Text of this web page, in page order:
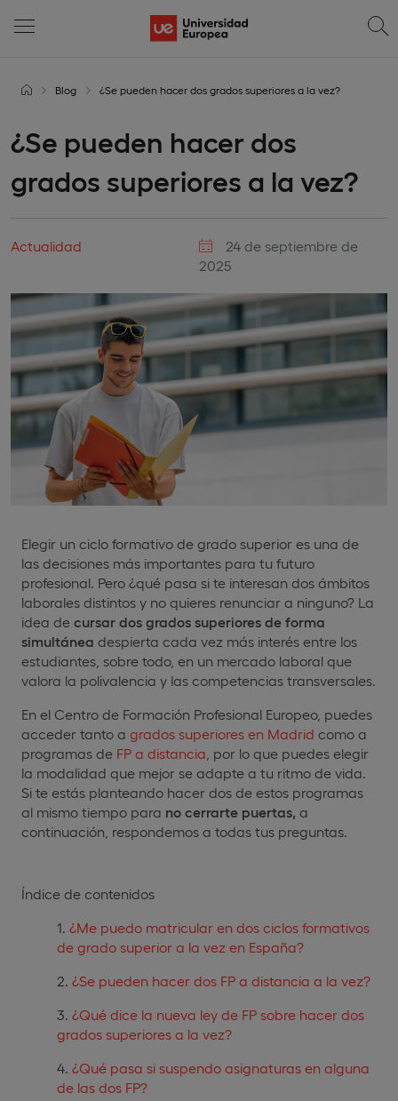
Blog ¿Se pueden hacer dos grados superiores a la vez?
¿Se pueden hacer dos
grados superiores a la vez?
Actualidad
24 de septiembre de
2025
Elegir un ciclo formativo de grado superior es una de
las decisiones más importantes para tu futuro
profesional. Pero ¿qué pasa si te interesan dos ámbitos
laborales distintos y no quieres renunciar a ninguno? La
idea de cursar dos grados superiores de forma
simultánea despierta cada vez más interés entre los
estudiantes, sobre todo, en un mercado laboral que
valora la polivalencia y las competencias transversales.
En el Centro de Formación Profesional Europeo, puedes
acceder tanto a grados superiores en Madrid como a
programas de FP a distancia , por lo que puedes elegir
la modalidad que mejor se adapte a tu ritmo de vida.
Si te estás planteando hacer dos de estos programas
al mismo tiempo para no cerrarte puertas, a
continuación, respondemos a todas tus preguntas.
Índice de contenidos
¿Me puedo matricular en dos ciclos formativos
de grado superior a la vez en España?
¿Se pueden hacer dos FP a distancia a la vez?
¿Qué dice la nueva ley de FP sobre hacer dos
grados superiores a la vez?
¿Qué pasa si suspendo asignaturas en alguna
de las dos FP?